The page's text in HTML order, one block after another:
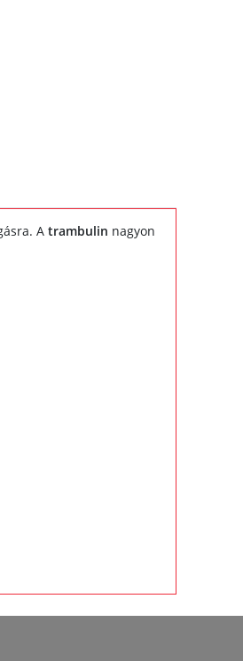
A trambulin nagyon